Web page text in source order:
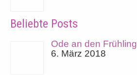
Beliebte Posts
Ode an den Frühling
6. März 2018